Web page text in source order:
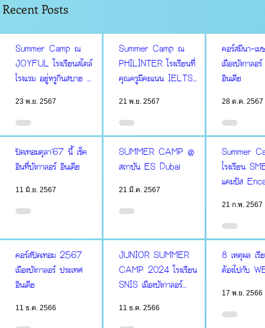
Recent Posts
Summer Camp ณ
JOYFUL โรงเรียนสไตล์
โรงแรม อยู่หรูกินสบาย มี
23 พ.ย. 2567
Summer Camp ณ
PHILINTER โรงเรียนที่
คุณครูมีคะแนน IELTS
21 พ.ย. 2567
คอร์สมีนา-เ
เมืองบังกาลอ
อินเดีย
28 ต.ค. 2567
ปิดเทอมตุลา'67 นี้ เช็ค
อินที่บังกาลอร์ อินเดีย
11 มิ.ย. 2567
SUMMER CAMP @
สถาบัน ES Dubai
21 มี.ค. 2567
Summer
โรงเรียน
แคมปัส
21 ก.พ. 2567
คอร์สปิดเทอม 2567
เมืองบังกาลอร์ ประเทศ
อินเดีย
11 ธ.ค. 2566
JUNIOR SUMMER
CAMP 2024 โรงเรียน
SNIS เมืองบังกาลอร์
11 ธ.ค. 2566
8 เหตุผล เรี
ต้องไปกับ
17 พ.ย. 2566